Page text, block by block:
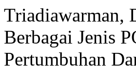
Triadiawarman,
Berbagai Jenis
Pertumbuhan